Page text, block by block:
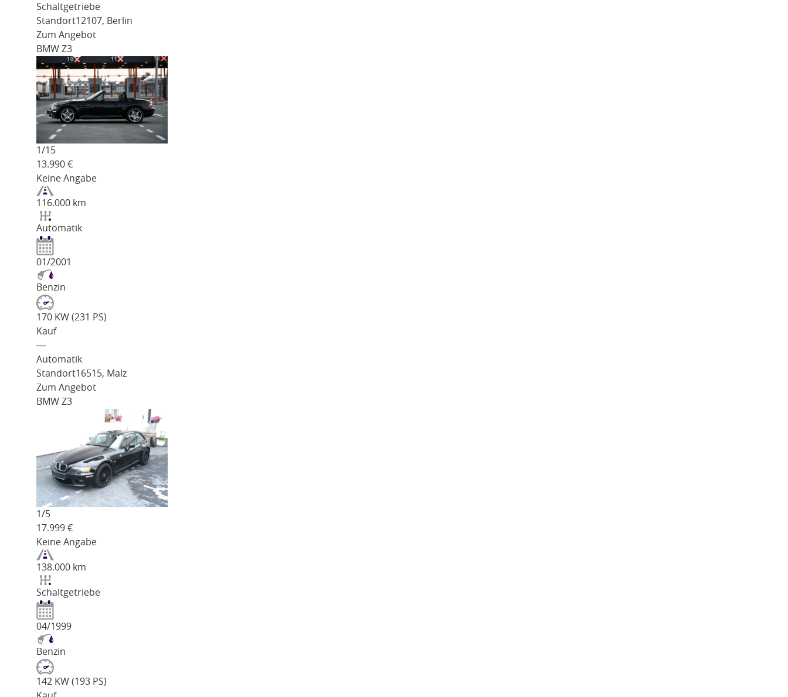
Schaltgetriebe
Standort12107, Berlin
Zum Angebot
BMW Z3
1/15
13.990 €
Keine Angabe
116.000 km
Automatik
01/2001
Benzin
170 KW (231 PS)
Kauf
―
Automatik
Standort16515, Malz
Zum Angebot
BMW Z3
1/5
17.999 €
Keine Angabe
138.000 km
Schaltgetriebe
04/1999
Benzin
142 KW (193 PS)